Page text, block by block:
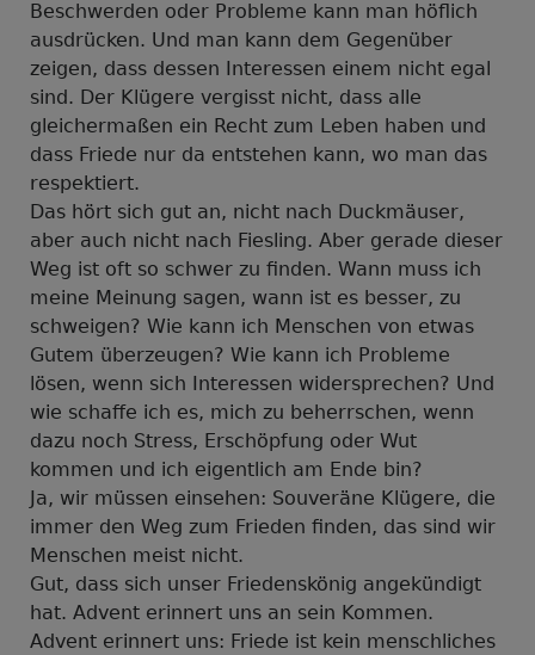
Beschwerden oder Probleme kann man höflich
ausdrücken. Und man kann dem Gegenüber
zeigen, dass dessen Interessen einem nicht egal
sind. Der Klügere vergisst nicht, dass alle
gleichermaßen ein Recht zum Leben haben und
dass Friede nur da entstehen kann, wo man das
respektiert.
Das hört sich gut an, nicht nach Duckmäuser,
aber auch nicht nach Fiesling. Aber gerade dieser
Weg ist oft so schwer zu finden. Wann muss ich
meine Meinung sagen, wann ist es besser, zu
schweigen? Wie kann ich Menschen von etwas
Gutem überzeugen? Wie kann ich Probleme
lösen, wenn sich Interessen widersprechen? Und
wie schaffe ich es, mich zu beherrschen, wenn
dazu noch Stress, Erschöpfung oder Wut
kommen und ich eigentlich am Ende bin?
Ja, wir müssen einsehen: Souveräne Klügere, die
immer den Weg zum Frieden finden, das sind wir
Menschen meist nicht.
Gut, dass sich unser Friedenskönig angekündigt
hat. Advent erinnert uns an sein Kommen.
Advent erinnert uns: Friede ist kein menschliches